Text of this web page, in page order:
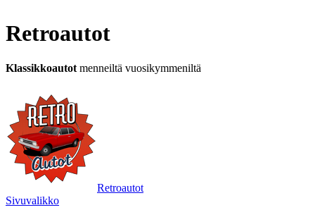
Retroautot
Klassikkoautot menneiltä vuosikymmeniltä
Retroautot
Sivuvalikko